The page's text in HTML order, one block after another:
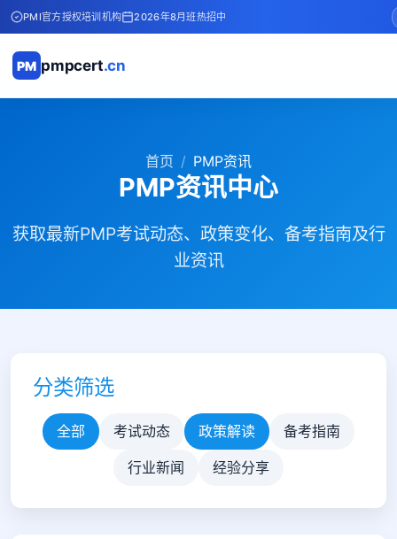
PMI官方授权培训机构 2026年8月班热招中
PM pmpcert.cn
首页 PMP资讯
PMP资讯中心
获取最新PMP考试动态、政策变化、备考指南及行
业资讯
分类筛选
全部 考试动态 政策解读 备考指南
行业新闻 经验分享